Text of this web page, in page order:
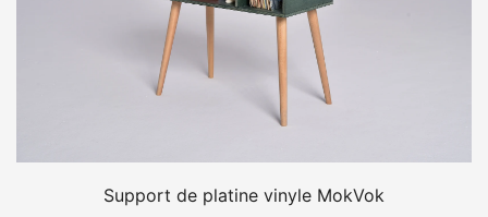
Support de platine vinyle MokVok